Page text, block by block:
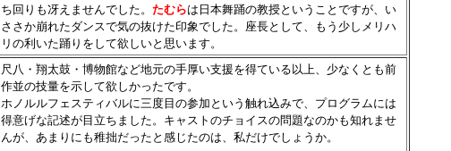
ち回りも冴えませんでした。 たむらは日本舞踊の教授ということですが、い
ささか崩れたダンスで気の抜けた印象でした。座長として、もう少しメリハ
リの利いた踊りをして欲しいと思います。
尺八・翔太鼓・博物館など地元の手厚い支援を得ている以上、少なくとも前
作並の技量を示して欲しかったです。
ホノルルフェスティバルに三度目の参加という触れ込みで、プログラムには
得意げな記述が目立ちました。キャストのチョイスの問題なのかも知れませ
んが、あまりにも稚拙だったと感じたのは、私だけでしょうか。